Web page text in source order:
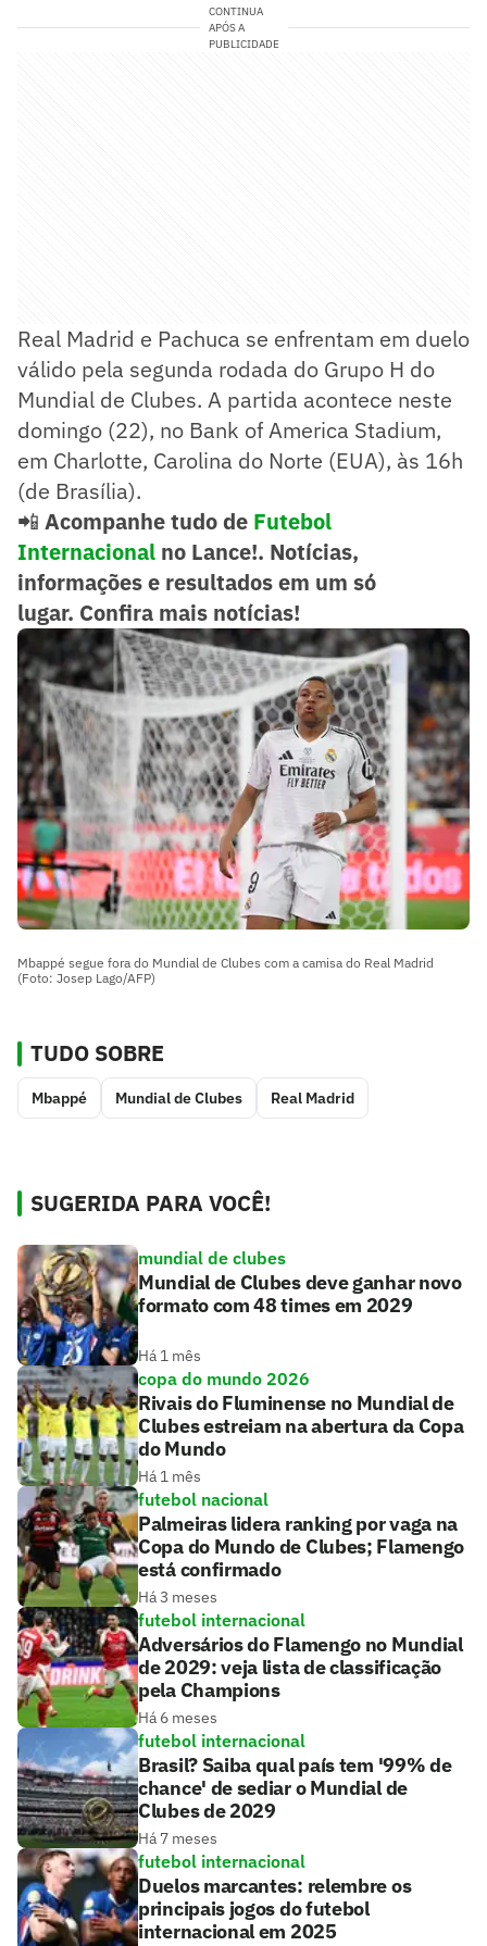
CONTINUA
APÓS A
PUBLICIDADE
Real Madrid e Pachuca se enfrentam em duelo
válido pela segunda rodada do Grupo H do
Mundial de Clubes. A partida acontece neste
domingo (22), no Bank of America Stadium,
em Charlotte, Carolina do Norte (EUA), às 16h
(de Brasília).
📲 Acompanhe tudo de Futebol
Internacional no Lance!. Notícias,
informações e resultados em um só
lugar. Confira mais notícias!
Mbappé segue fora do Mundial de Clubes com a camisa do Real Madrid
(Foto: Josep Lago/AFP)
TUDO SOBRE
Mbappé Mundial de Clubes Real Madrid
SUGERIDA PARA VOCÊ!
mundial de clubes
Mundial de Clubes deve ganhar novo
formato com 48 times em 2029
Há 1 mês
copa do mundo 2026
Rivais do Fluminense no Mundial de
Clubes estreiam na abertura da Copa
do Mundo
Há 1 mês
futebol nacional
Palmeiras lidera ranking por vaga na
Copa do Mundo de Clubes; Flamengo
está confirmado
Há 3 meses
futebol internacional
Adversários do Flamengo no Mundial
de 2029: veja lista de classificação
pela Champions
Há 6 meses
futebol internacional
Brasil? Saiba qual país tem '99% de
chance' de sediar o Mundial de
Clubes de 2029
Há 7 meses
futebol internacional
Duelos marcantes: relembre os
principais jogos do futebol
internacional em 2025